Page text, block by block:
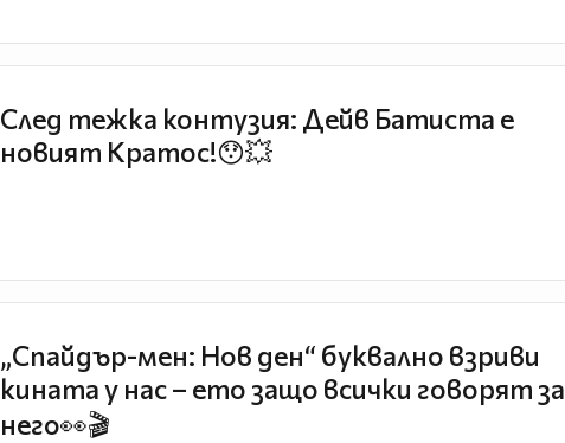
След тежка контузия: Дейв Батиста е
новият Кратос!😯💥
„Спайдър-мен: Нов ден“ буквално взриви
кината у нас – ето защо всички говорят за
него👀🎬